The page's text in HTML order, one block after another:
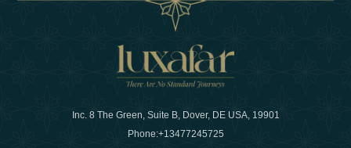
Inc. 8 The Green, Suite B, Dover, DE USA, 19901
Phone:+13477245725